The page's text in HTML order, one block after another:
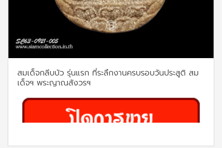
สมเด็จกลีบบัว รุ่นแรก ที่ระลึกงานครบรอบวันประสูติ สม
เด็จฯ พระญาณสังวรฯ